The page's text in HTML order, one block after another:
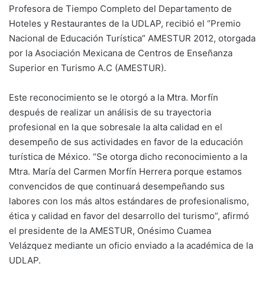
Profesora de Tiempo Completo del Departamento de
Hoteles y Restaurantes de la UDLAP, recibió el “Premio
Nacional de Educación Turística” AMESTUR 2012, otorgada
por la Asociación Mexicana de Centros de Enseñanza
Superior en Turismo A.C (AMESTUR).
Este reconocimiento se le otorgó a la Mtra. Morfín
después de realizar un análisis de su trayectoria
profesional en la que sobresale la alta calidad en el
desempeño de sus actividades en favor de la educación
turística de México. “Se otorga dicho reconocimiento a la
Mtra. María del Carmen Morfín Herrera porque estamos
convencidos de que continuará desempeñando sus
labores con los más altos estándares de profesionalismo,
ética y calidad en favor del desarrollo del turismo”, afirmó
el presidente de la AMESTUR, Onésimo Cuamea
Velázquez mediante un oficio enviado a la académica de la
UDLAP.